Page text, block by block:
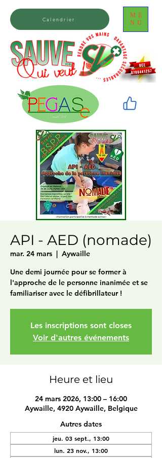
ME
NU
Calendrier
API - AED (nomade)
mar. 24 mars
  |
Aywaille
Une demi journée pour se former à
l'approche de le personne inanimée et se
familiariser avec le défibrillateur !
Les inscriptions sont closes
Voir d'autres événements
Heure et lieu
24 mars 2026, 13:00 – 16:00
Aywaille, 4920 Aywaille, Belgique
Autres dates
jeu. 03 sept., 13:00
lun. 23 nov., 13:00